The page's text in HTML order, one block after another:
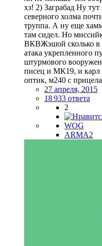
хз! 2) Заграбад Ну
северного холма
труппа. А ну еще
там сидел. Но
ВКВЖэшой сколько в
атака укрепленного
штурмового
писец и МК19, и карл
оптик, м240 с
27 апреля, 2015
18 933 ответа
2
WOG
ARMA2